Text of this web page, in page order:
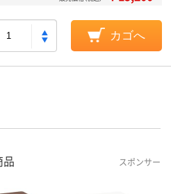
カゴへ
品 スポンサー